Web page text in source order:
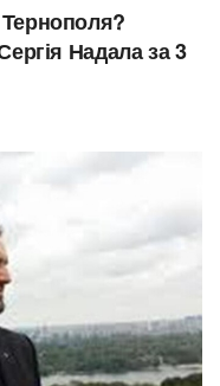
Надала за 3